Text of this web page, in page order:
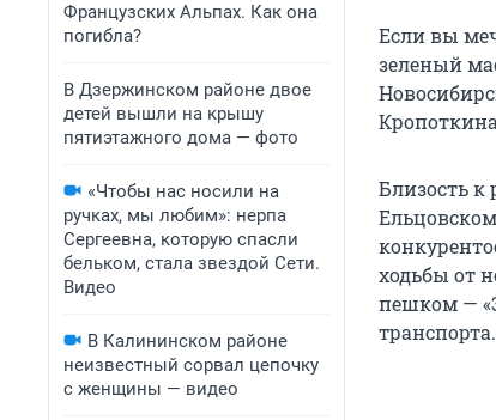
Французских Альпах. Как она
погибла?
В Дзержинском районе двое
детей вышли на крышу
пятиэтажного дома — фото
«Чтобы нас носили на
ручках, мы любим»: нерпа
Сергеевна, которую спасли
бельком, стала звездой Сети.
Видео
В Калининском районе
неизвестный сорвал цепочку
с женщины — видео
Если вы
зеленый
Близость к
ходьбы от
пешком —
транспорта.